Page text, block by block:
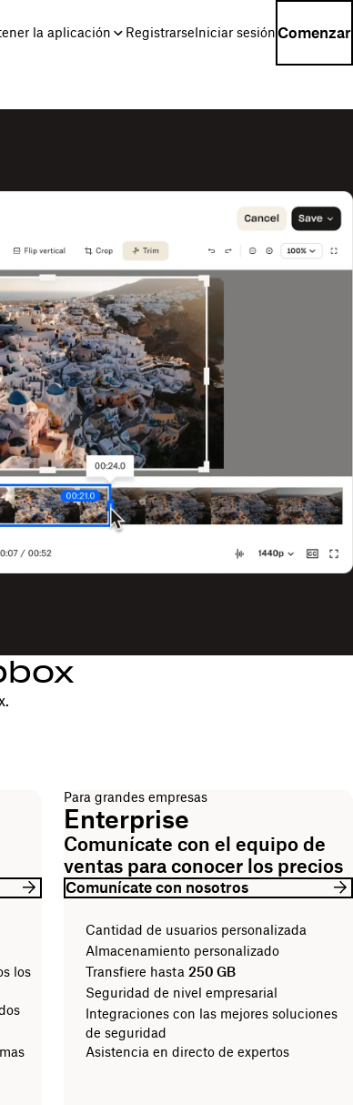
la aplicación RegistrarseIniciar sesión Comenzar
los
Para grandes empresas
Enterprise
Comunícate con el equipo de
ventas para conocer los precios
Comunícate con nosotros
Cantidad de usuarios personalizada
Almacenamiento personalizado
Transfiere hasta 250 GB
Seguridad de nivel empresarial
Integraciones con las mejores soluciones
de seguridad
Asistencia en directo de expertos